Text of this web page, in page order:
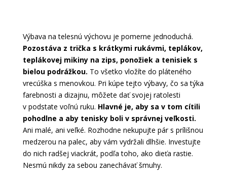
Výbava na telesnú výchovu je pomerne jednoduchá.
Pozostáva z trička s krátkymi rukávmi, teplákov,
teplákovej mikiny na zips, ponožiek a tenisiek s
bielou podrážkou. To všetko vložíte do pláteného
vrecúška s menovkou. Pri kúpe tejto výbavy, čo sa týka
farebnosti a dizajnu, môžete dať svojej ratolesti
v podstate voľnú ruku. Hlavné je, aby sa v tom cítili
pohodlne a aby tenisky boli v správnej veľkosti.
Ani malé, ani veľké. Rozhodne nekupujte pár s prílišnou
medzerou na palec, aby vám vydržali dlhšie. Investujte
do nich radšej viackrát, podľa toho, ako dieťa rastie.
Nesmú nikdy za sebou zanechávať šmuhy.